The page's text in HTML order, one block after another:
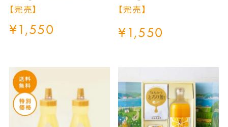
【完売】
¥1,550
【完売】
¥1,550